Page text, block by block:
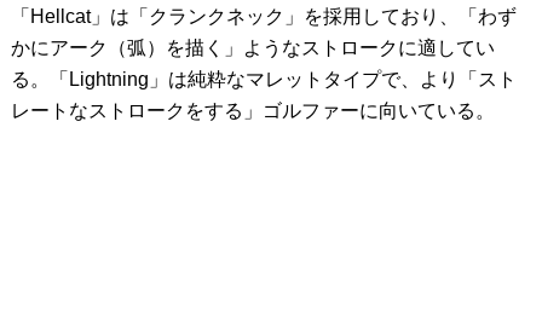
「Hellcat」は「クランクネック」を採用しており、「わず
かにアーク（弧）を描く」ようなストロークに適してい
る。「Lightning」は純粋なマレットタイプで、より「スト
レートなストロークをする」ゴルファーに向いている。